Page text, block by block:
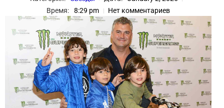
Время:
8:29 pm Нет комментариев